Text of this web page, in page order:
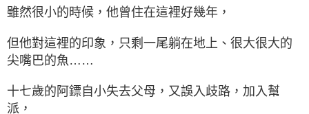
雖然很小的時候，他曾住在這裡好幾年，
但他對這裡的印象，只剩一尾躺在地上、很大很大的
尖嘴巴的魚……
十七歲的阿鏢自小失去父母，又誤入歧路，加入幫
派，